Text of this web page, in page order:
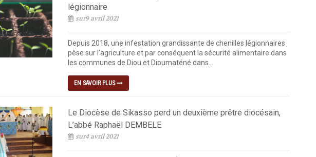
légionnaire
sur9 avril 2021
Depuis 2018, une infestation grandissante de chenilles légionnaires
pèse sur l’agriculture et par conséquent la sécurité alimentaire dans
les communes de Diou et Dioumaténé dans...
EN SAVOIR PLUS
Le Diocèse de Sikasso perd un deuxième prêtre diocésain,
L’abbé Raphaël DEMBELE
sur4 avril 2021